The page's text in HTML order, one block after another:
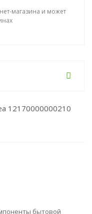
магазина и может
12170000000210
бытовой